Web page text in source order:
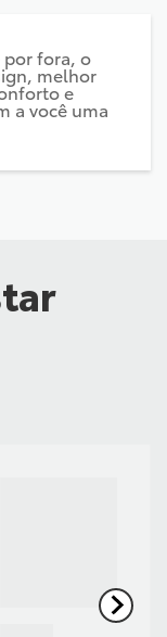
por fora, o
melhor
e
a você uma